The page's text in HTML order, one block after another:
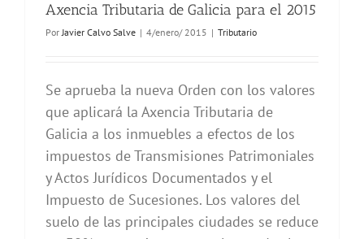
Axencia Tributaria de Galicia para el 2015
PorJavier Calvo Salve | 4/enero/ 2015 | Tributario
Se aprueba la nueva Orden con los valores
que aplicará la Axencia Tributaria de
Galicia a los inmuebles a efectos de los
impuestos de Transmisiones Patrimoniales
y Actos Jurídicos Documentados y el
Impuesto de Sucesiones. Los valores del
suelo de las principales ciudades se reduce